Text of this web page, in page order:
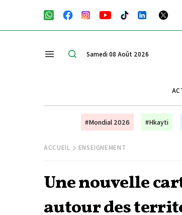
Samedi 08 Août 2026
#Mondial 2026 #Hkayti
ACCUEIL ENSEIGNEMENT
Une nouvelle
autour des